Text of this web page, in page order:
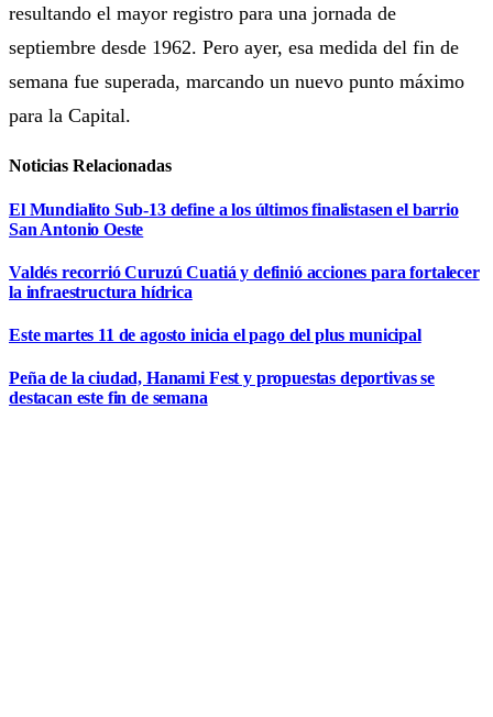
resultando el mayor registro para una jornada de
septiembre desde 1962. Pero ayer, esa medida del fin de
semana fue superada, marcando un nuevo punto máximo
para la Capital.
Noticias Relacionadas
El Mundialito Sub-13 define a los últimos finalistasen el barrio
San Antonio Oeste
Valdés recorrió Curuzú Cuatiá y definió acciones para fortalecer
la infraestructura hídrica
Este martes 11 de agosto inicia el pago del plus municipal
Peña de la ciudad, Hanami Fest y propuestas deportivas se
destacan este fin de semana